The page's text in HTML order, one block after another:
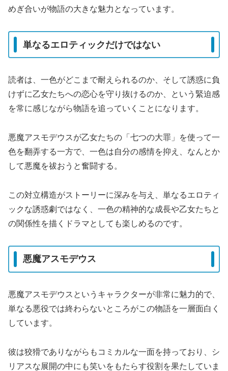
めぎ合いが物語の大きな魅力となっています。
単なるエロティックだけではない
読者は、一色がどこまで耐えられるのか、そして誘惑に負
けずに乙女たちへの恋心を守り抜けるのか、という緊迫感
を常に感じながら物語を追っていくことになります。
悪魔アスモデウスが乙女たちの「七つの大罪」を使って一
色を翻弄する一方で、一色は自分の感情を抑え、なんとか
して悪魔を祓おうと奮闘する。
この対立構造がストーリーに深みを与え、単なるエロティ
ックな誘惑劇ではなく、一色の精神的な成長や乙女たちと
の関係性を描くドラマとしても楽しめるのです。
悪魔アスモデウス
悪魔アスモデウスというキャラクターが非常に魅力的で、
単なる悪役では終わらないところがこの物語を一層面白く
しています。
彼は狡猾でありながらもコミカルな一面を持っており、シ
リアスな展開の中にも笑いをもたらす役割を果たしていま